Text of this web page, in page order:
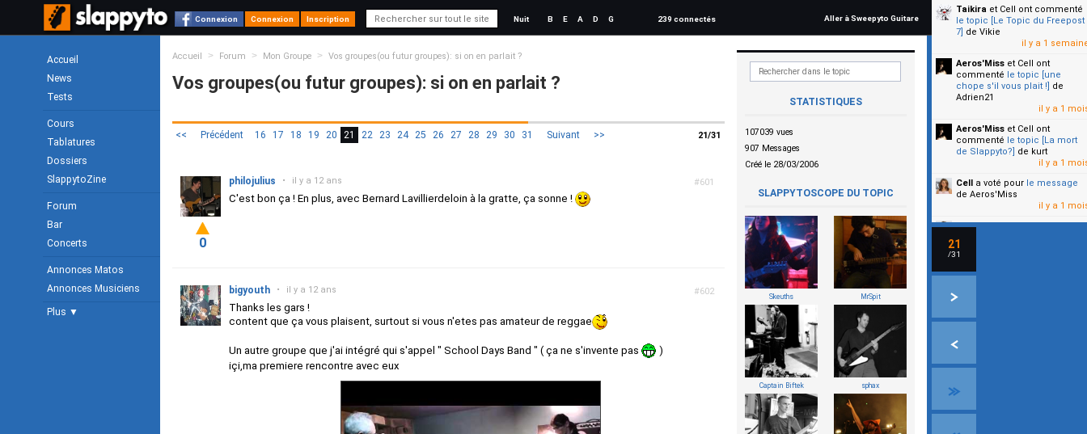
Connexion Connexion Inscription Nuit B E A D G 239 connectés Aller à Sweepyto Guitare
Accueil
News
Tests
Cours
Tablatures
Dossiers
SlappytoZine
Forum
Bar
Concerts
Annonces Matos
Annonces Musiciens
Plus ▼
Accueil > Forum > Mon Groupe > Vos groupes(ou futur groupes): si on en parlait ?
Vos groupes(ou futur groupes): si on en parlait ?
STATISTIQUES
107039 vues
907 Messages
Créé le 28/03/2006
SLAPPYTOSCOPE DU TOPIC
Skeuths MrSpit
Captain Biftek sphax
21/31
<< Précédent 16 17 18 19 20 21 22 23 24 25 26 27 28 29 30 31 Suivant >>
#601
philojulius • il y a 12 ans
C'est bon ça ! En plus, avec Bernard Lavillierdeloin à la gratte, ça sonne !
0
#602
bigyouth • il y a 12 ans
Thanks les gars !
content que ça vous plaisent, surtout si vous n'etes pas amateur de reggae
Un autre groupe que j'ai intégré qui s'appel " School Days Band " ( ça ne s'invente pas
)
içi,ma premiere rencontre avec eux
21
/31
Taikira et Cell ont commenté
le topic [Le Topic du Freepost
7] de Vikie
il y a 1
Aeros'Miss et Cell ont
commenté le topic [une
chope s'il vous plait !] de
Adrien21
il y a 1
Aeros'Miss et Cell ont
commenté le topic [La mort
de Slappyto?] de kurt
il y a 1
Cell a voté pour le message
de Aeros'Miss
il y a 1
Cella voté pourle message
de Malicia